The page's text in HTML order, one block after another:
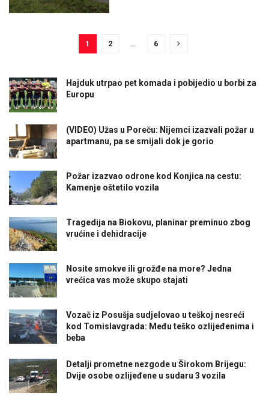
1 2 … 6
Hajduk utrpao pet komada i pobijedio u borbi za
Europu
(VIDEO) Užas u Poreču: Nijemci izazvali požar u
apartmanu, pa se smijali dok je gorio
Požar izazvao odrone kod Konjica na cestu:
Kamenje oštetilo vozila
Tragedija na Biokovu, planinar preminuo zbog
vrućine i dehidracije
Nosite smokve ili grožđe na more? Jedna
vrećica vas može skupo stajati
Vozač iz Posušja sudjelovao u teškoj nesreći
kod Tomislavgrada: Među teško ozlijeđenima i
beba
Detalji prometne nezgode u Širokom Brijegu:
Dvije osobe ozlijeđene u sudaru 3 vozila